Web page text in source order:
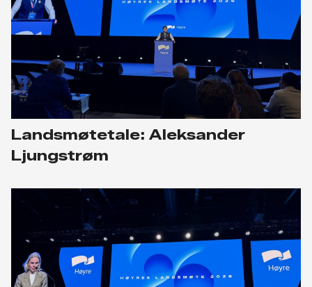
Landsmøtetale: Aleksander
Ljungstrøm